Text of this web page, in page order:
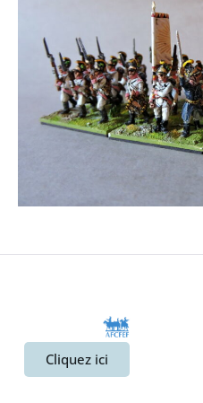
Cliquez ici